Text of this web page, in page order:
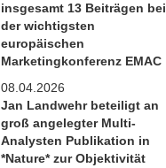
insgesamt 13 Beiträgen bei
der wichtigsten
europäischen
Marketingkonferenz EMAC
08.04.2026
Jan Landwehr beteiligt an
groß angelegter Multi-
Analysten Publikation in
*Nature* zur Objektivität